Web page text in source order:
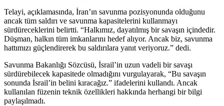
Telayi, açıklamasında, İran’ın savunma pozisyonunda olduğunu
ancak tüm saldırı ve savunma kapasitelerini kullanmayı
sürdüreceklerini belirtti. “Halkımız, dayatılmış bir savaşın içindedir.
Düşman, halkın tüm imkanlarını hedef alıyor. Ancak biz, savunma
hattımızı güçlendirerek bu saldırılara yanıt veriyoruz.” dedi.
Savunma Bakanlığı Sözcüsü, İsrail’in uzun vadeli bir savaşı
sürdürebilecek kapasitede olmadığını vurgulayarak, “Bu savaşın
sonunda İsrail’in belini kıracağız.” ifadelerini kullandı. Ancak
kullanılan füzenin teknik özellikleri hakkında herhangi bir bilgi
paylaşılmadı.